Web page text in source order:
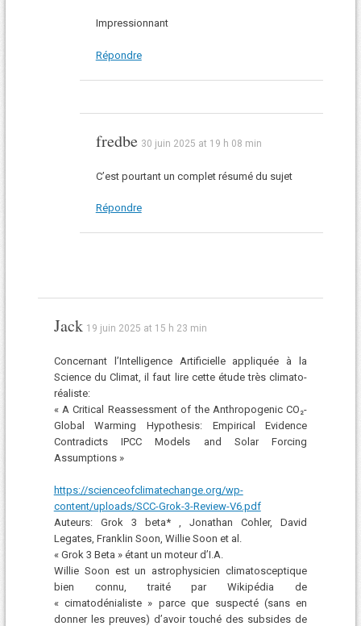
Impressionnant
Répondre
fredbe 30 juin 2025 at 19 h 08 min
C’est pourtant un complet résumé du sujet
Répondre
Jack 19 juin 2025 at 15 h 23 min
Concernant l’Intelligence Artificielle appliquée à la
Science du Climat, il faut lire cette étude très climato-
réaliste:
« A Critical Reassessment of the Anthropogenic CO₂-
Global Warming Hypothesis: Empirical Evidence
Contradicts IPCC Models and Solar Forcing
Assumptions »
https://scienceofclimatechange.org/wp-
content/uploads/SCC-Grok-3-Review-V6.pdf
Auteurs: Grok 3 beta* , Jonathan Cohler, David
Legates, Franklin Soon, Willie Soon et al.
« Grok 3 Beta » étant un moteur d’I.A.
Willie Soon est un astrophysicien climatosceptique
bien connu, traité par Wikipédia de
« cimatodénialiste » parce que suspecté (sans en
donner les preuves) d’avoir touché des subsides de